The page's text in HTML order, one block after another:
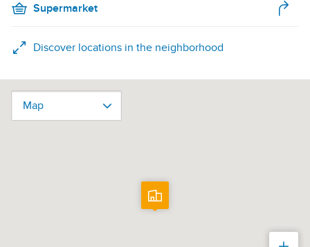
Supermarket
Discover locations in the neighborhood
Map
Map